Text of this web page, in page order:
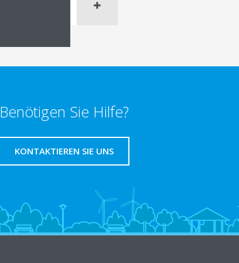
Benötigen Sie Hilfe?
KONTAKTIEREN SIE UNS